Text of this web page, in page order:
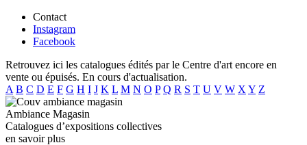
Contact
Instagram
Facebook
Retrouvez ici les catalogues édités par le Centre d'art encore en
vente ou épuisés. En cours d'actualisation.
A B C D E F G H I J K L M N O P Q R S T U V W X Y Z
Ambiance Magasin
Catalogues d’expositions collectives
en savoir plus